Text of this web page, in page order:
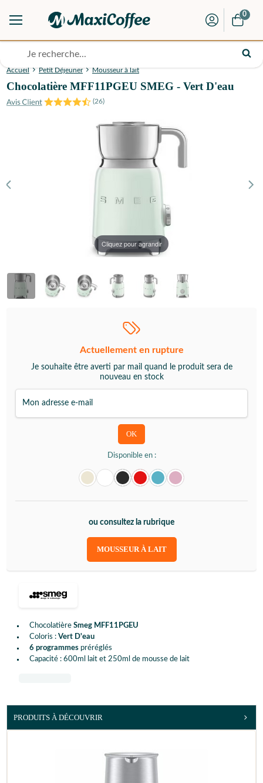
0
Accueil Petit Déjeuner Mousseur à lait
Chocolatière MFF11PGEU SMEG - Vert D'eau
(26)
Cliquez pour agrandir
Chocolatière Smeg MFF11PGEU
Coloris : Vert D'eau
6 programmes préréglés
Capacité : 600ml lait et 250ml de mousse de lait
Actuellement en rupture
Je souhaite être averti par mail quand le produit sera de
nouveau en stock
Disponible en :
ou consultez la rubrique
MOUSSEUR À LAIT
PRODUITS À DÉCOUVRIR